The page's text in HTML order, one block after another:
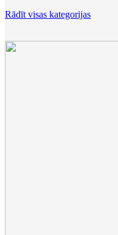
Rādīt visas kategorijas